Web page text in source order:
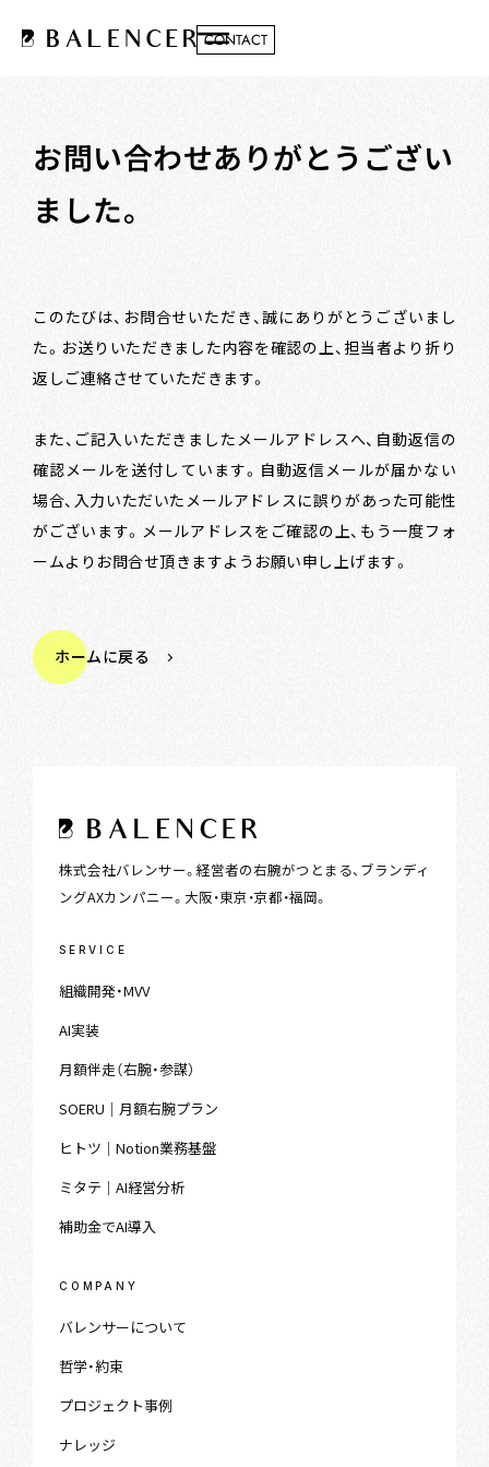
CONTACT
お問い合わせありがとうござい
ました。
このたびは、お問合せいただき、誠にありがとうございまし
た。 お送りいただきました内容を確認の上、担当者より折り
返しご連絡させていただきます。
また、ご記入いただきましたメールアドレスへ、自動返信の
確認メールを送付しています。 自動返信メールが届かない
場合、入力いただいたメールアドレスに誤りがあった可能性
がございます。 メールアドレスをご確認の上、もう一度フォ
ームよりお問合せ頂きますようお願い申し上げます。
ホームに戻る
株式会社バレンサー。経営者の右腕がつとまる、ブランディ
ングAXカンパニー。大阪・東京・京都・福岡。
SERVICE
組織開発・MVV
AI実装
月額伴走（右腕・参謀）
SOERU｜月額右腕プラン
ヒトツ｜Notion業務基盤
ミタテ｜AI経営分析
補助金でAI導入
COMPANY
バレンサーについて
哲学・約束
プロジェクト事例
ナレッジ